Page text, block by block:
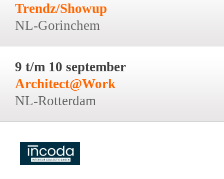
Trendz/Showup
NL-Gorinchem
9 t/m 10 september
Architect@Work
NL-Rotterdam